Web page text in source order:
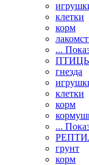
клетки
корм
...
гнезда
клетки
корм
...
грунт
корм